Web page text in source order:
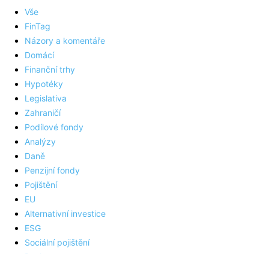
Vše
FinTag
Názory a komentáře
Domácí
Finanční trhy
Hypotéky
Legislativa
Zahraničí
Podílové fondy
Analýzy
Daně
Penzijní fondy
Pojištění
EU
Alternativní investice
ESG
Sociální pojištění